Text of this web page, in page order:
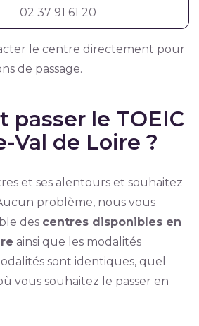
02 37 91 61 20
le centre directement pour
de passage.
passer le TOEIC
Val de Loire ?
et ses alentours et souhaitez
problème, nous vous
des centres disponibles en
ainsi que les modalités
sont identiques, quel
vous souhaitez le passer en